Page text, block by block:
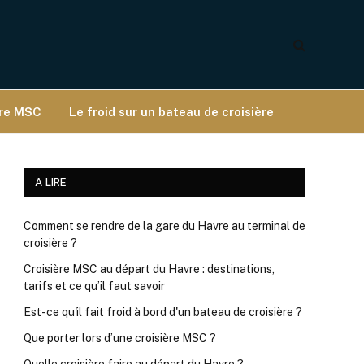
MSC Le froid sur un bateau de croisière
A LIRE
Comment se rendre de la gare du Havre au terminal de
croisière ?
Croisière MSC au départ du Havre : destinations,
tarifs et ce qu’il faut savoir
Est-ce qu'il fait froid à bord d'un bateau de croisière ?
Que porter lors d’une croisière MSC ?